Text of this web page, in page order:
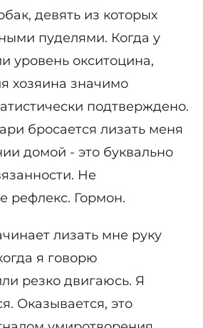
девять из которых
пуделями. Когда у
уровень окситоцина,
хозяина значимо
подтверждено.
бросается лизать меня
домой - это буквально
Не
рефлекс. Гормон.
лизать мне руку
я говорю
резко двигаюсь. Я
Оказывается, это